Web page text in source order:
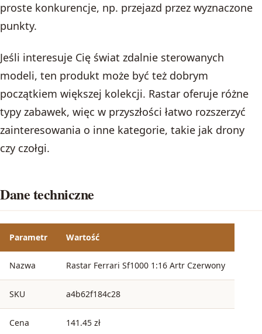
proste konkurencje, np. przejazd przez wyznaczone
punkty.
Jeśli interesuje Cię świat zdalnie sterowanych
modeli, ten produkt może być też dobrym
początkiem większej kolekcji. Rastar oferuje różne
typy zabawek, więc w przyszłości łatwo rozszerzyć
zainteresowania o inne kategorie, takie jak drony
czy czołgi.
Dane techniczne
Parametr Wartość
Nazwa Rastar Ferrari Sf1000 1:16 Artr Czerwony
SKU a4b62f184c28
Cena 141.45 zł